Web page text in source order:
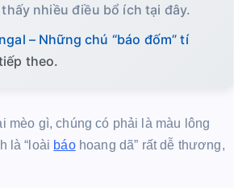
nhiều điều bổ ích tại đây.
– Những chú “báo đốm” tí
theo.
mèo gì, chúng có phải là màu lông
là “loài báohoang dã” rất dễ thương,